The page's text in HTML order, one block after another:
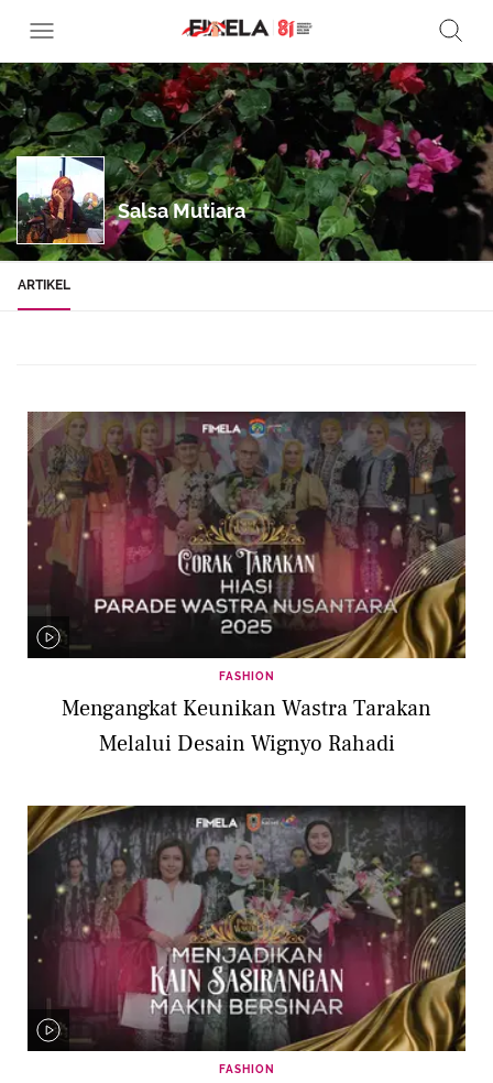
Salsa Mutiara
ARTIKEL
FASHION
Mengangkat Keunikan Wastra Tarakan
Melalui Desain Wignyo Rahadi
FASHION